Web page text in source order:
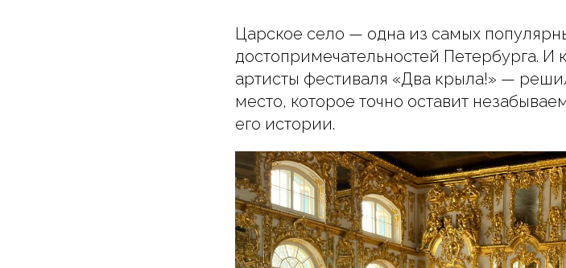
Царское село — одна из самых
достопримечательностей Петербурга.
артисты фестиваля «Два крыла!» —
место, которое точно оставит
его истории.